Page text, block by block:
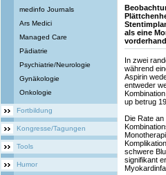
medinfo Journals
Ars Medici
Managed Care
Pädiatrie
Psychiatrie/Neurologie
Gynäkologie
Onkologie
Fortbildung
Kongresse/Tagungen
Tools
Humor
als eine
In zwei
während
Aspirin
entweder
up betrug
Die Rate
schwere
signifikant